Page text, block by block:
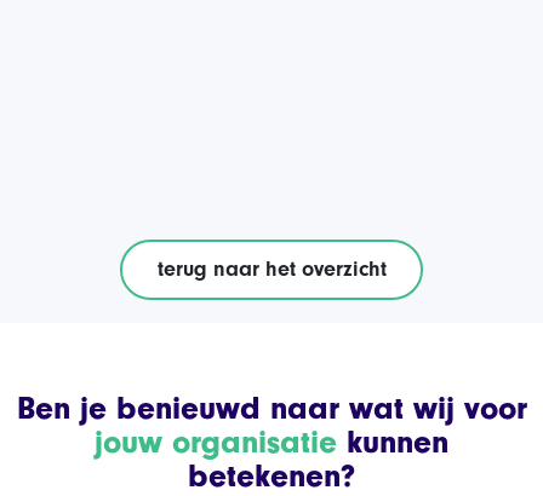
terug naar het overzicht
Ben je benieuwd naar wat wij voor
jouw organisatie kunnen
betekenen?